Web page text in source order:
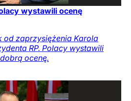
wystawili ocenę
od zaprzysiężenia Karola
RP. Polacy wystawili
ocenę.